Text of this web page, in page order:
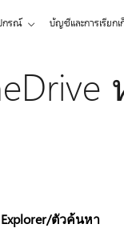
กรณ์ บัญชีและการเรียกเ
Explorer/ตัวค้นหา